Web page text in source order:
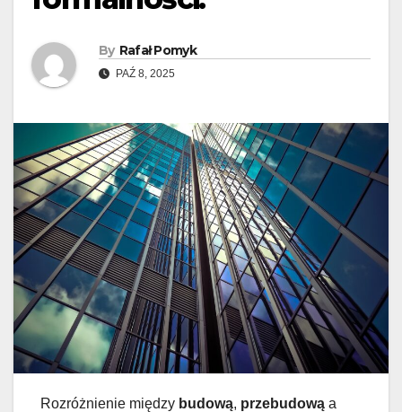
By Rafał Pomyk
PAŹ 8, 2025
Rozróżnienie między budową, przebudową a